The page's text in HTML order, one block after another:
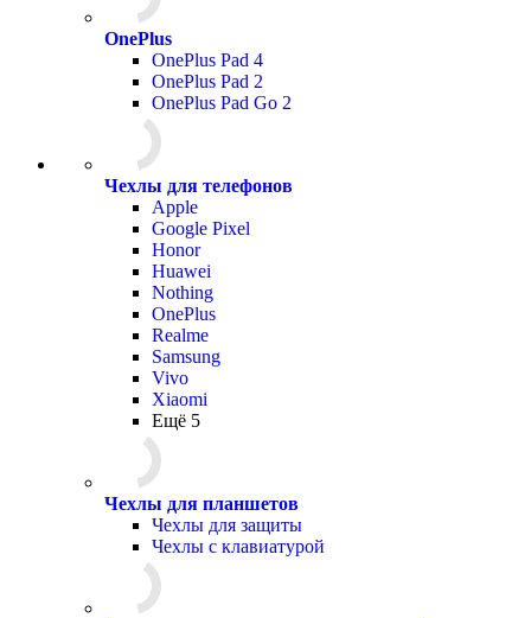
OnePlus
OnePlus Pad 4
OnePlus Pad 2
OnePlus Pad Go 2
Чехлы для телефонов
Apple
Google Pixel
Honor
Huawei
Nothing
OnePlus
Realme
Samsung
Vivo
Xiaomi
Ещё 5
Чехлы для планшетов
Чехлы для защиты
Чехлы с клавиатурой